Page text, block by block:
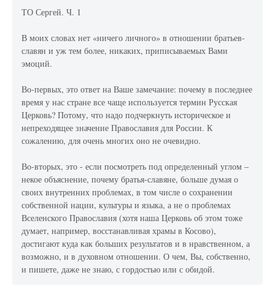
ТО Сергей. Ч. 1
В моих словах нет «ничего личного» в отношении братьев-
славян и уж тем более, никаких, приписываемых Вами
эмоций.
Во-первых, это ответ на Ваше замечание: почему в последнее
время у нас стране все чаще используется термин Русская
Церковь? Потому, что надо подчеркнуть историческое и
непреходящее значение Православия для России. К
сожалению, для очень многих оно не очевидно.
Во-вторых, это - если посмотреть под определенный углом –
некое объяснение, почему братья-славяне, больше думая о
своих внутренних проблемах, в том числе о сохранении
собственной нации, культуры и языка, а не о проблемах
Вселенского Православия (хотя наша Церковь об этом тоже
думает, например, восстанавливая храмы в Косово),
достигают куда как больших результатов и в нравственном, а
возможно, и в духовном отношении. О чем, Вы, собственно,
и пишете, даже не знаю, с гордостью или с обидой.